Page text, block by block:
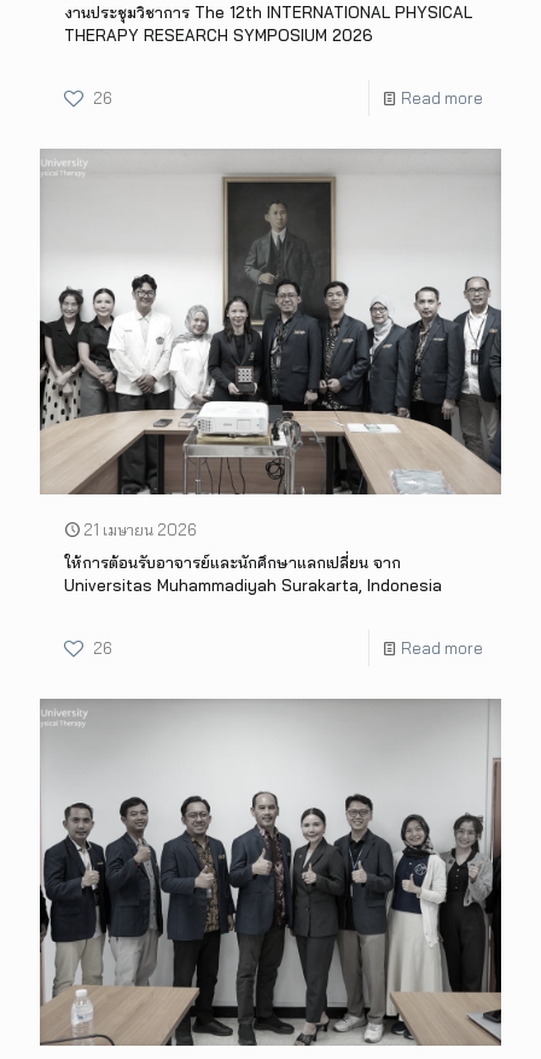
งานประชุมวิชาการ The 12th INTERNATIONAL PHYSICAL
THERAPY RESEARCH SYMPOSIUM 2026
26 Read more
21 เมษายน 2026
ให้การต้อนรับอาจารย์และนักศึกษาแลกเปลี่ยน จาก
Universitas Muhammadiyah Surakarta, Indonesia
26 Read more